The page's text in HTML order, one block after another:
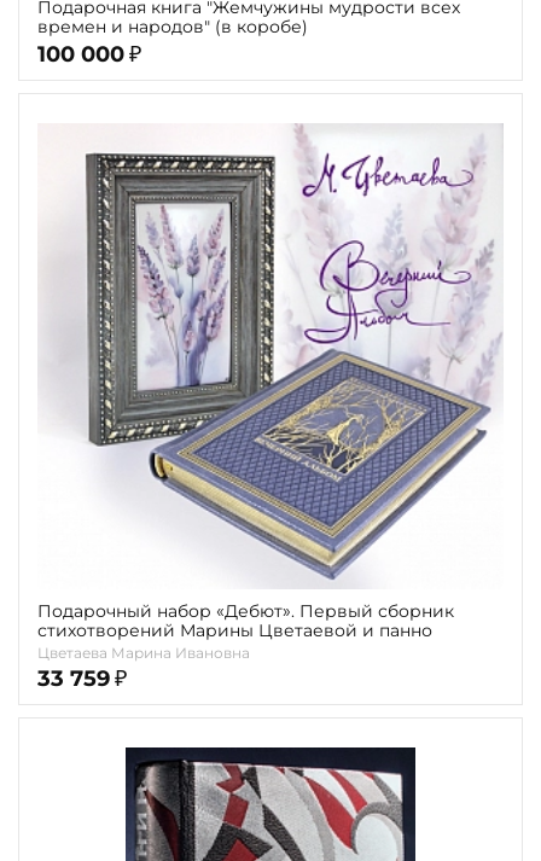
Подарочная книга "Жемчужины мудрости всех
времен и народов" (в коробе)
100 000 ₽
Подарочный набор «Дебют». Первый сборник
стихотворений Марины Цветаевой и панно
Цветаева Марина Ивановна
33 759 ₽